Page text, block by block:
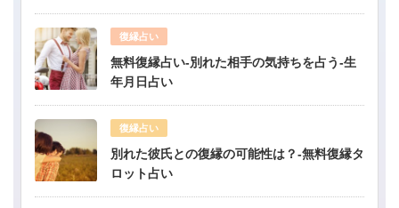
復縁占い
無料復縁占い-別れた相手の気持ちを占う-生
年月日占い
復縁占い
別れた彼氏との復縁の可能性は？-無料復縁タ
ロット占い